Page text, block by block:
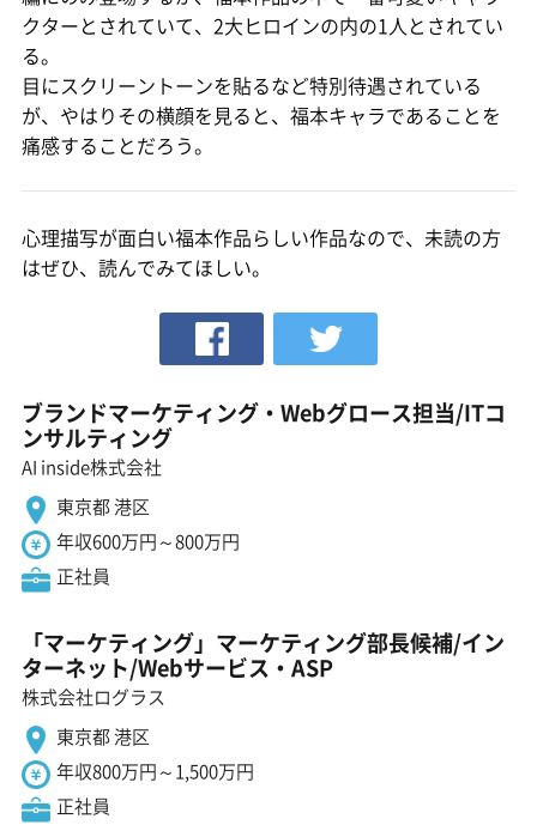
クターとされていて、2大ヒロインの内の1人とされてい
る。
目にスクリーントーンを貼るなど特別待遇されている
が、やはりその横顔を見ると、福本キャラであることを
痛感することだろう。
心理描写が面白い福本作品らしい作品なので、未読の方
はぜひ、読んでみてほしい。
ブランドマーケティング・Webグロース担当/ITコ
ンサルティング
AI inside株式会社
東京都 港区
年収600万円～800万円
正社員
「マーケティング」マーケティング部長候補/イン
ターネット/Webサービス・ASP
株式会社ログラス
東京都 港区
年収800万円～1,500万円
正社員